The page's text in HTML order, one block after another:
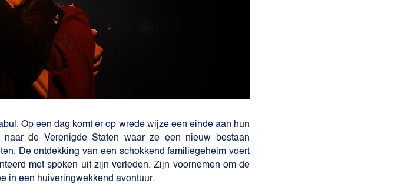
Op een dag komt er op wrede wijze een einde aan hun
de Verenigde Staten waar ze een nieuw bestaan
De ontdekking van een schokkend familiegeheim voert
met spoken uit zijn verleden. Zijn voornemen om de
in een huiveringwekkend avontuur.